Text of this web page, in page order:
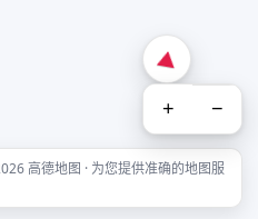
+ −
高德地图 · 为您提供准确的地图服